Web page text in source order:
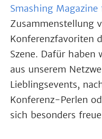
Smashing
Zusammenstellung
Konferenzfavoriten
Szene. Dafür haben
aus unserem
Lieblingsevents,
Konferenz-Perlen
sich besonders